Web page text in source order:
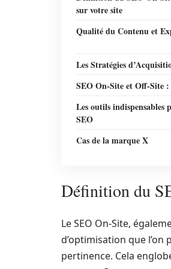
sur votre site
Qualité du Contenu et
Les Stratégies
SEO On-Site et Off-Site
Les outils indispensables
SEO
Cas de la marque X
Définition du
Le SEO On-Site,
d’optimisation que
pertinence. Cela